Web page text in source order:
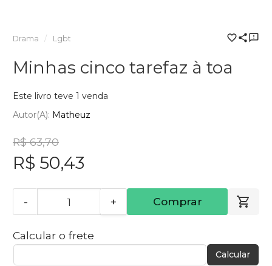
Drama Lgbt
Minhas cinco tarefaz à toa
Este livro teve 1 venda
Autor(a): Matheuz
R$ 63,70
R$ 50,43
- + Comprar
Calcular o frete
Calcular